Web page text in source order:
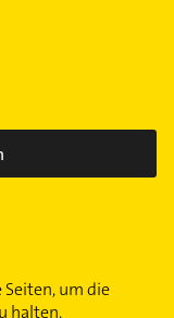
um die
halten.